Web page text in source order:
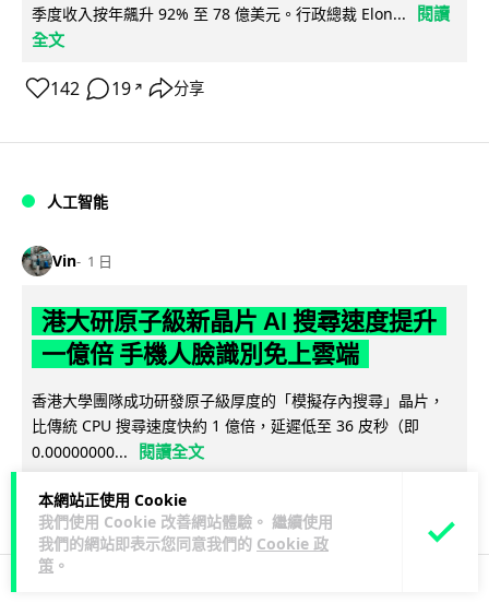
本網站正使用 Cookie
我們使用 Cookie 改善網站體驗。 繼續使用
我們的網站即表示您同意我們的 Cookie 政
策 。
季度收入按年飆升 92% 至 78 億美元。行政總裁 Elon...
閱讀
全文
142 19 ↗ 分享
人工智能
Vin 1 日
港大研原子級新晶片 AI 搜尋速度提升
一億倍 手機人臉識別免上雲端
香港大學團隊成功研發原子級厚度的「模擬存內搜尋」晶片，
比傳統 CPU 搜尋速度快約 1 億倍，延遲低至 36 皮秒（即
0.00000000...
閱讀全文
381 86 ↗ 分享